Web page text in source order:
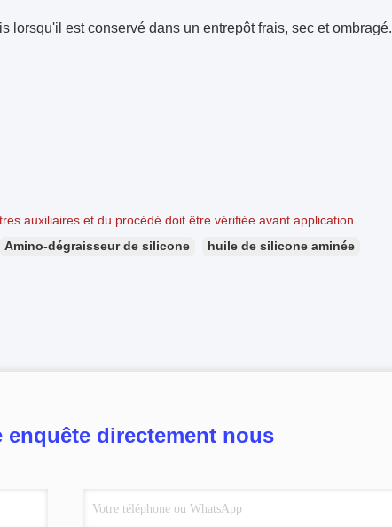
lorsqu'il est conservé dans un entrepôt frais, sec et ombragé.
auxiliaires et du procédé doit être vérifiée avant application.
Amino-dégraisseur de silicone huile de silicone aminée
enquête directement nous